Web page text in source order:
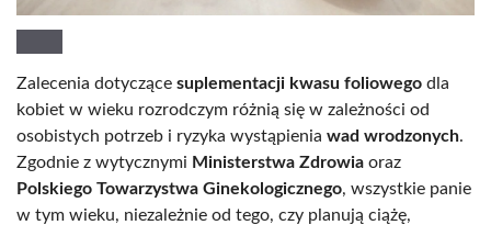
Zalecenia dotyczące suplementacji kwasu foliowego dla
kobiet w wieku rozrodczym różnią się w zależności od
osobistych potrzeb i ryzyka wystąpienia wad wrodzonych.
Zgodnie z wytycznymi Ministerstwa Zdrowia oraz
Polskiego Towarzystwa Ginekologicznego, wszystkie panie
w tym wieku, niezależnie od tego, czy planują ciążę,